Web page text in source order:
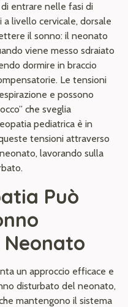
entrare nelle fasi di
livello cervicale, dorsale
il sonno: il neonato
viene messo sdraiato
dormire in braccio
Le tensioni
e possono
che sveglia
pediatrica è in
tensioni attraverso
lavorando sulla
Può
un approccio efficace e
disturbato del neonato,
mantengono il sistema